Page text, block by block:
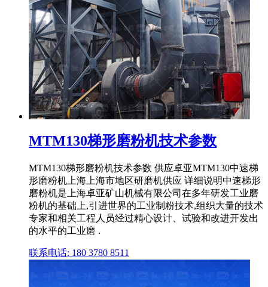
MTM130梯形磨粉机技术参数
MTM130梯形磨粉机技术参数 供应卓亚MTM130中速梯
形磨粉机上海上海市地区研磨机供应 详细说明中速梯形
磨粉机是上海卓亚矿山机械有限公司在多年研发工业磨
粉机的基础上,引进世界的工业制粉技术,组织大量的技术
专家和相关工程人员经过精心设计、试验和改进开发出
的水平的工业磨 .
联系电话: 180 3780 8511